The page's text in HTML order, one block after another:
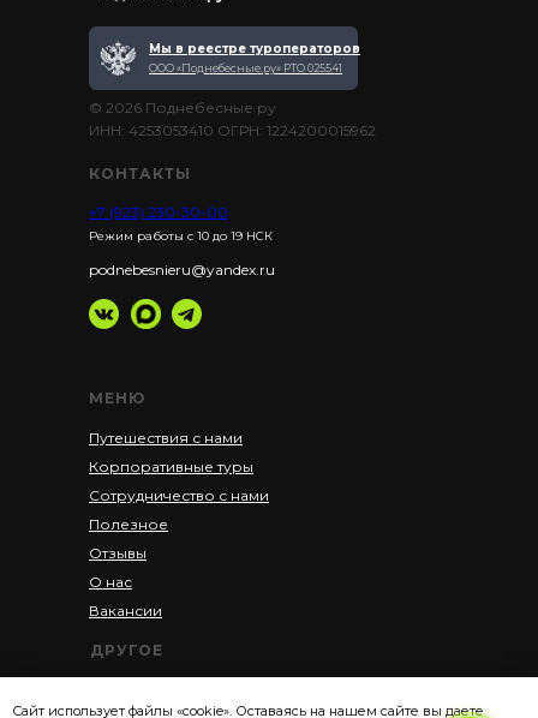
КОНТАКТЫ
+7 (923) 230-30-00
Режим работы с 10 до 19 НСК
podnebesnieru@yandex.ru
МЕНЮ
Путешествия с нами
Корпоративные туры
Сотрудничество с нами
Полезное
Отзывы
О нас
Вакансии
ДРУГОЕ
© 2026 Поднебесные.ру
Мы в реестре туроператоров
ООО «Поднебесные.ру» РТО 025541
ИНН: 4253053410 ОГРН: 1224200015962
Сайт использует файлы «cookie». Оставаясь на нашем сайте вы даете